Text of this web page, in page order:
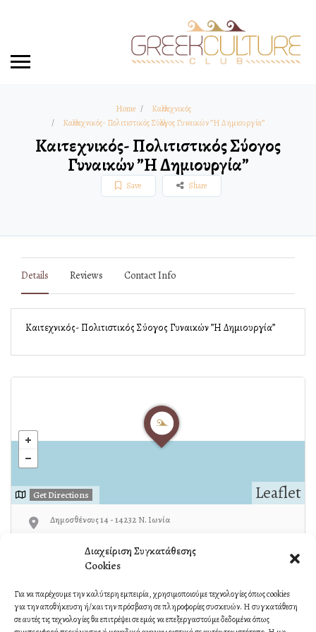
Διαχείριση Συγκατάθεσης
Cookies
Για να παρέχουμε την καλύτερη εμπειρία, χρησιμοποιούμε τεχνολογίες όπως cookies
για την αποθήκευση ή/και την πρόσβαση σε πληροφορίες συσκευών. Η συγκατάθεση
σε αυτές τις τεχνολογίες θα επιτρέψει σε εμάς να επεξεργαστούμε δεδομένα όπως
Home
Καλλιτεχνικός
Καλλιτεχνικός- Πολιτιστικός Σύλλογος Γυναικών ”Η Δημιουργία”
Καλλιτεχνικός- Πολιτιστικός Σύλλογος
Γυναικών ”Η Δημιουργία”
Save Share
Details Reviews Contact Info
Καλλιτεχνικός- Πολιτιστικός Σύλλογος Γυναικών ”Η Δημιουργία”
Leaflet
Get Directions
Δημοσθένους 14 - 14232 Ν. Ιωνία
210-2517101
Own or work here? Claim Now!